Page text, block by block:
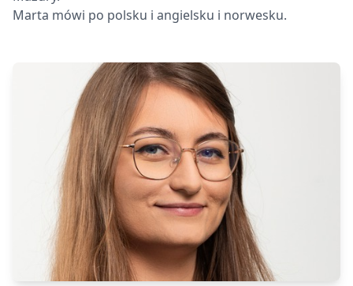
Marta mówi po polsku i angielsku i norwesku.